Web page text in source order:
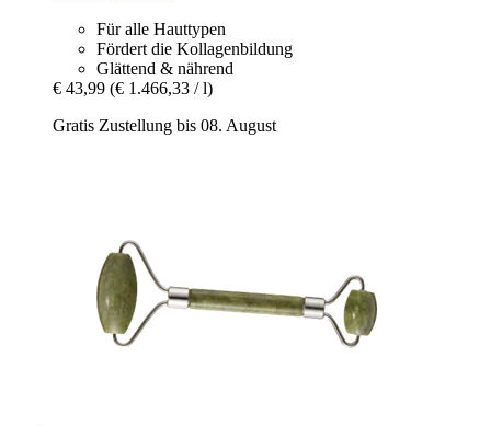
Für alle Hauttypen
Fördert die Kollagenbildung
Glättend & nährend
€ 43,99 (€ 1.466,33 / l)
Gratis Zustellung bis 08. August